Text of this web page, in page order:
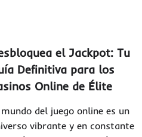
el Jackpot: Tu
Definitiva para los
Online de Élite
del juego online es un
vibrante y en constante